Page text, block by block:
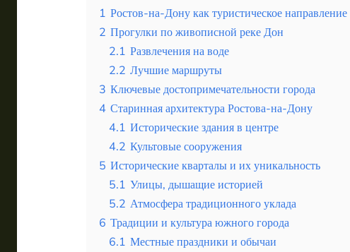
Мурманск — волшебный край северного сияния и
1 Ростов-на-Дону как туристическое направление
2 Прогулки по живописной реке Дон
2.1 Развлечения на воде
2.2 Лучшие маршруты
3 Ключевые достопримечательности города
4 Старинная архитектура Ростова-на-Дону
4.1 Исторические здания в центре
4.2 Культовые сооружения
5 Исторические кварталы и их уникальность
5.1 Улицы, дышащие историей
5.2 Атмосфера традиционного уклада
6 Традиции и культура южного города
6.1 Местные праздники и обычаи